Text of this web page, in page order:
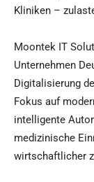
Kliniken –
Moontek IT
Unternehmen
Digitalisierung
Fokus auf
intelligente
medizinische
wirtschaftlicher